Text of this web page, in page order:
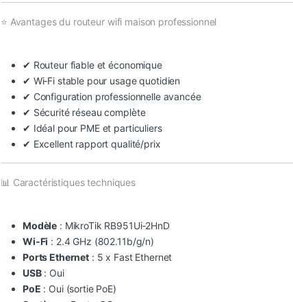
⭐ Avantages du routeur wifi maison professionnel
✔ Routeur fiable et économique
✔ Wi‑Fi stable pour usage quotidien
✔ Configuration professionnelle avancée
✔ Sécurité réseau complète
✔ Idéal pour PME et particuliers
✔ Excellent rapport qualité/prix
📊 Caractéristiques techniques
Modèle : MikroTik RB951Ui‑2HnD
Wi‑Fi : 2.4 GHz (802.11b/g/n)
Ports Ethernet : 5 x Fast Ethernet
USB: Oui
PoE : Oui (sortie PoE)